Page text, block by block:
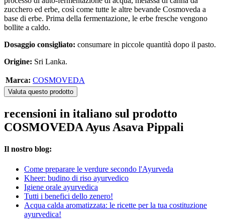
zucchero ed erbe, così come tutte le altre bevande Cosmoveda a
base di erbe. Prima della fermentazione, le erbe fresche vengono
bollite a caldo.
Dosaggio consigliato: consumare in piccole quantità dopo il pasto.
Origine: Sri Lanka.
Marca: COSMOVEDA
Valuta questo prodotto
recensioni in italiano sul prodotto
COSMOVEDA Ayus Asava Pippali
Il nostro blog:
Come preparare le verdure secondo l'Ayurveda
Kheer: budino di riso ayurvedico
Igiene orale ayurvedica
Tutti i benefici dello zenero!
Acqua calda aromatizzata: le ricette per la tua costituzione
ayurvedica!